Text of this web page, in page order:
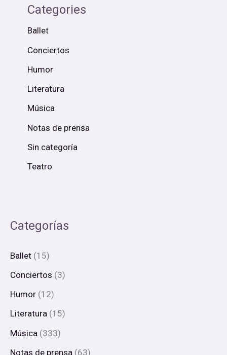
Categories
Ballet
Conciertos
Humor
Literatura
Música
Notas de prensa
Sin categoría
Teatro
Categorías
Ballet (15)
Conciertos (3)
Humor (12)
Literatura (15)
Música (333)
Notas de prensa (63)